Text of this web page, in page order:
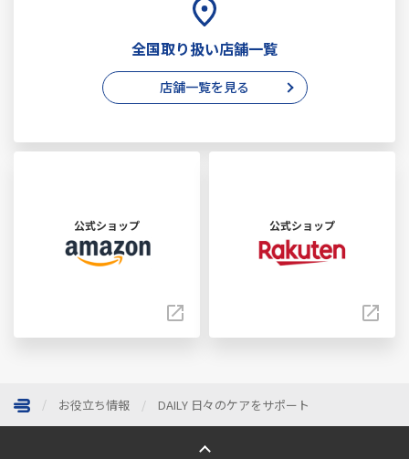
全国取り扱い店舗一覧
店舗一覧を見る
公式ショップ 公式ショップ
お役立ち情報 DAILY 日々のケアをサポート
ページトップへ